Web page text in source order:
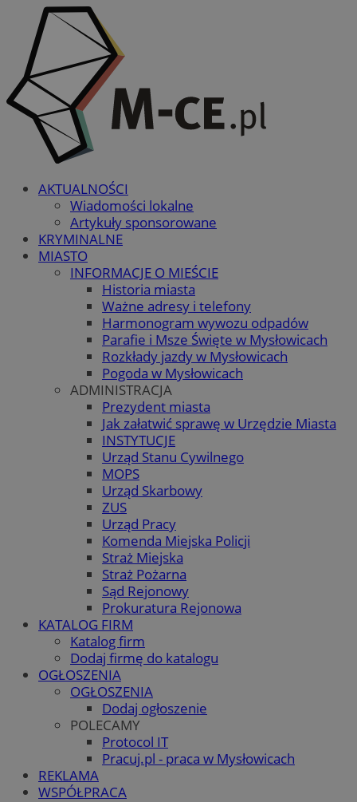
AKTUALNOŚCI
Wiadomości lokalne
Artykuły sponsorowane
KRYMINALNE
MIASTO
INFORMACJE O MIEŚCIE
Historia miasta
Ważne adresy i telefony
Harmonogram wywozu odpadów
Parafie i Msze Święte w Mysłowicach
Rozkłady jazdy w Mysłowicach
Pogoda w Mysłowicach
ADMINISTRACJA
Prezydent miasta
Jak załatwić sprawę w Urzędzie Miasta
INSTYTUCJE
Urząd Stanu Cywilnego
MOPS
Urząd Skarbowy
ZUS
Urząd Pracy
Komenda Miejska Policji
Straż Miejska
Straż Pożarna
Sąd Rejonowy
Prokuratura Rejonowa
KATALOG FIRM
Katalog firm
Dodaj firmę do katalogu
OGŁOSZENIA
OGŁOSZENIA
Dodaj ogłoszenie
POLECAMY
Protocol IT
Pracuj.pl - praca w Mysłowicach
REKLAMA
WSPÓŁPRACA